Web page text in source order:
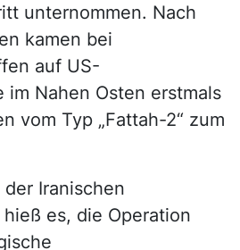
unternommen. Nach
kamen bei
auf US-
Nahen Osten erstmals
vom Typ „Fattah-2“ zum
Iranischen
es, die Operation